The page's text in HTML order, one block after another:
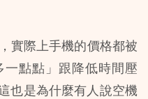
實際上手機的價格都被
點點」跟降低時間壓
也是為什麼有人說空機